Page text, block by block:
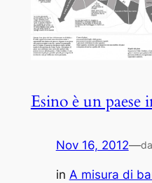
Esino è un paese
Nov 16, 2012—da
in A misura di